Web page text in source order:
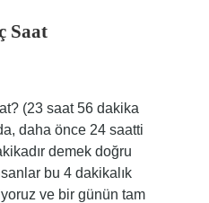
Saat
(23 saat 56 dakika
daha önce 24 saatti
demek doğru
bu 4 dakikalık
ve bir günün tam